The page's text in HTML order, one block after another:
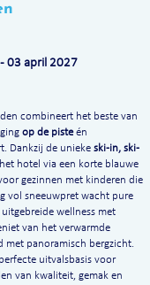
03 april 2027
combineert het beste van
op de pisteén
Dankzij de unieke ski-in, ski-
hotel via een korte blauwe
gezinnen met kinderen die
vol sneeuwpret wacht pure
wellness met
van het verwarmde
met panoramisch bergzicht.
uitvalsbasis voor
van kwaliteit, gemak en